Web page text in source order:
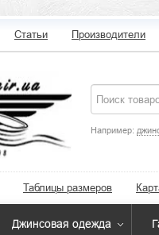
Статьи Производители
Например:
Таблицы размеров
Джинсовая одежда